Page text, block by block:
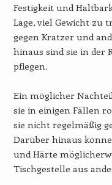
Festigkeit und
Lage, viel Gewicht zu
gegen Kratzer und
hinaus sind sie in der
pflegen.
Ein möglicher
sie in einigen Fällen
sie nicht regelmäßig
Darüber hinaus
und Härte
Tischgestelle aus